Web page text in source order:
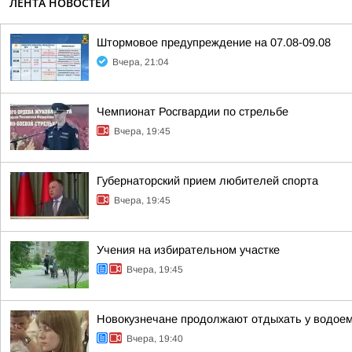
Штормовое предупреждение на 07.08-09.08
Вчера, 21:04
Чемпионат Росгвардии по стрельбе
Вчера, 19:45
Губернаторский прием любителей спорта
Вчера, 19:45
Учения на избирательном участке
Вчера, 19:45
Новокузнечане продолжают отдыхать у
Вчера, 19:40